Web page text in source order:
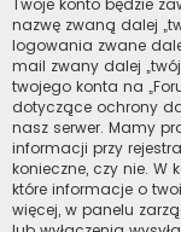
Twoje konto będzie
nazwę zwaną dalej
logowania zwane
mail zwany dalej
twojego konta na
dotyczące ochrony
nasz serwer. Mamy
informacji przy
konieczne, czy nie.
które informacje o
więcej, w panelu